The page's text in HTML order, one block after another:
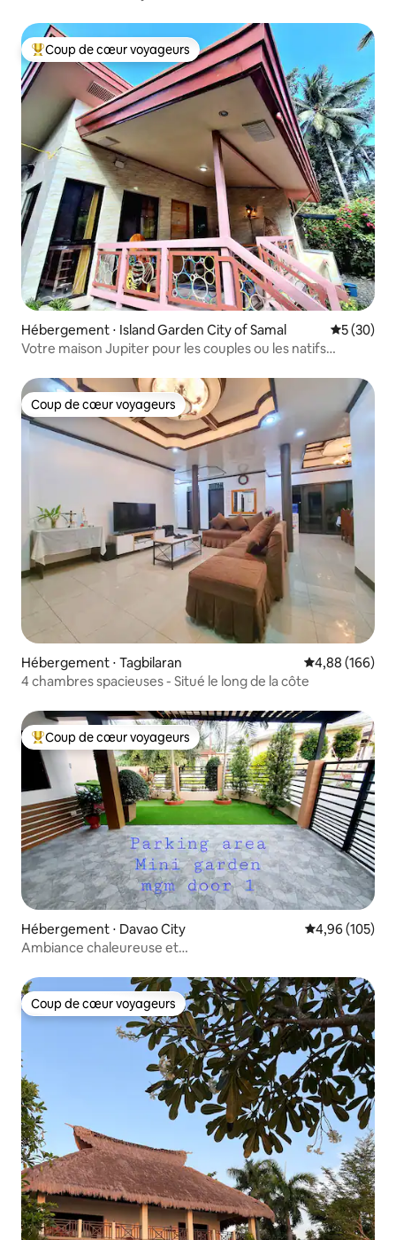
Coups de cœur voyageurs les plus appréciés
Coup de cœur voyageurs
Hébergement ⋅ Island Garden City of Samal
5 (30)
Votre maison Jupiter pour les couples ou les natifs
Coup de cœur voyageurs
Coup de cœur voyageurs
Hébergement ⋅ Tagbilaran Évaluation
4,88 (166)
4 chambres spacieuses - Situé le long de la côte
Coups de cœur voyageurs les plus appréciés
Coup de cœur voyageurs
Hébergement ⋅ Davao City Évaluation
4,96 (105)
Ambiance chaleureuse et
l'aéroport•
Coup de cœur voyageurs
Coup de cœur voyageurs